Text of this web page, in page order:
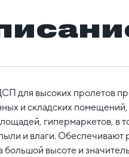
для высоких пролетов
и складских
гипермаркетов, в
и влаги. Обеспечивают
высоте и